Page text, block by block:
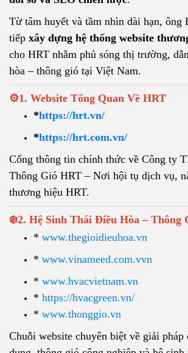
Từ tâm huyết và tầm nhìn dài hạn, ông
tiếp xây dựng hệ thống website
cho HRT nhằm phủ sóng thị trường,
hòa – thông gió tại Việt Nam.
⚙️1. Website Tổng Quan Về HRT
*https://hrt.vn/
*https://hrt.com.vn/
Cổng thông tin chính thức về Công ty
Thông Gió HRT – Nơi hội tụ dịch vụ,
thương hiệu HRT.
❄️2. Hệ Sinh Thái Điều Hòa – Thông
* www.thegioidieuhoa.vn
* www.vinameed.com.vvn
* www.hvacvietnam.vn
* https://hvacgreen.vn/
* www.thonggio.vn
Chuỗi website chuyên biệt về giải pháp